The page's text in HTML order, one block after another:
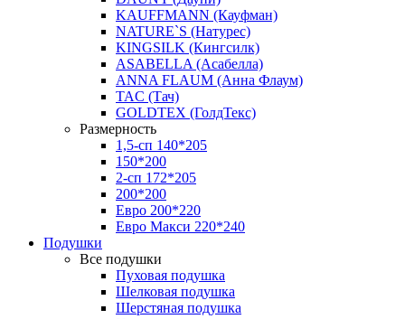
KAUFFMANN (Кауфман)
NATURE`S (Натурес)
KINGSILK (Кингсилк)
ASABELLA (Асабелла)
ANNA FLAUM (Анна Флаум)
TAC (Тач)
GOLDTEX (ГолдТекс)
Размерность
1,5-сп 140*205
150*200
2-сп 172*205
200*200
Евро 200*220
Евро Макси 220*240
Подушки
Все подушки
Пуховая подушка
Шелковая подушка
Шерстяная подушка